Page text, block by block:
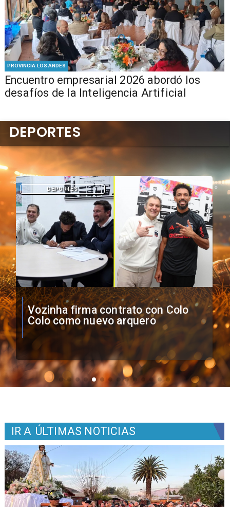
PROVINCIA LOS ANDES
Encuentro empresarial 2026 abordó los
desafíos de la Inteligencia Artificial
O'Higgins cae por penales ante
Boca Juniors en Copa
Sudamericana
DEPORTES
DEPORTES
IR A ÚLTIMAS NOTICIAS